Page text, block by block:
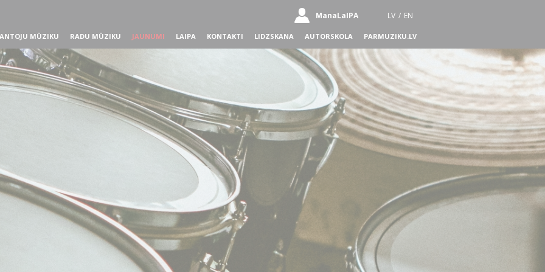
ManaLaIPA LV / EN
MŪZIKU RADU MŪZIKU JAUNUMI LAIPA KONTAKTI LIDZSKANA AUTORSKOLA PARMUZIKU.LV